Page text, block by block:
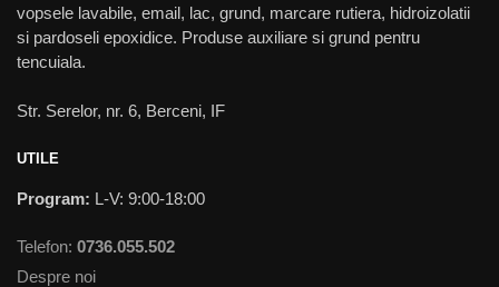
vopsele lavabile, email, lac, grund, marcare rutiera, hidroizolatii
si pardoseli epoxidice. Produse auxiliare si grund pentru
tencuiala.
Str. Serelor, nr. 6, Berceni, IF
UTILE
Program: L-V: 9:00-18:00
Telefon: 0736.055.502
Despre noi